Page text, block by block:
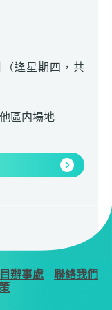
逢星期四，共
區内場地
辦事處
聯絡我們